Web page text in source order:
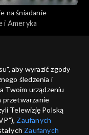
na śniadanie
i Ameryka
na śniadanie
bez małżonka –
na spędzenie urlopu
aby wyrazić zgody
śledzenia i
Twoim urządzeniu
przetwarzanie
Telewizję Polską
Zaufanych
Zaufanych